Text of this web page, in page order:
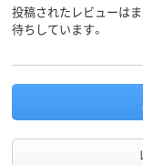
投稿されたレビューは
待ちしています。